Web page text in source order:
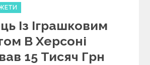
Із Іграшковим
В Херсоні
15 Тисяч Грн